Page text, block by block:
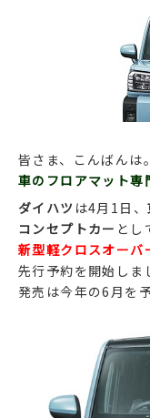
皆さま、こんばんは。
車のフロアマット専
ダイハツ は4月1日、
コンセプトカー とし
新型軽クロスオーバ
先行予約を開始しま
発売は今年の6月を